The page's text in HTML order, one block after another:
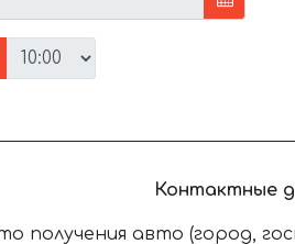
Контактные
получения авто (город,